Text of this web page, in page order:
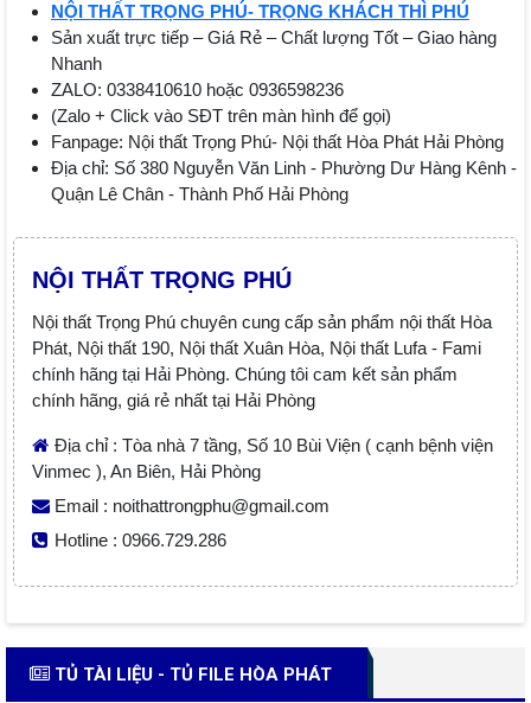
NỘI THẤT TRỌNG PHÚ- TRỌNG KHÁCH THÌ PHÚ
Sản xuất trực tiếp – Giá Rẻ – Chất lượng Tốt – Giao hàng
Nhanh
ZALO: 0338410610 hoặc 0936598236
(Zalo + Click vào SĐT trên màn hình để gọi)
Fanpage: Nội thất Trọng Phú- Nội thất Hòa Phát Hải Phòng
Địa chỉ: Số 380 Nguyễn Văn Linh - Phường Dư Hàng Kênh -
Quận Lê Chân - Thành Phố Hải Phòng
NỘI THẤT TRỌNG PHÚ
Nội thất Trọng Phú chuyên cung cấp sản phẩm nội thất Hòa
Phát, Nội thất 190, Nội thất Xuân Hòa, Nội thất Lufa - Fami
chính hãng tại Hải Phòng. Chúng tôi cam kết sản phẩm
chính hãng, giá rẻ nhất tại Hải Phòng
Địa chỉ : Tòa nhà 7 tầng, Số 10 Bùi Viện ( cạnh bệnh viện
Vinmec ), An Biên, Hải Phòng
Email : noithattrongphu@gmail.com
Hotline : 0966.729.286
TỦ TÀI LIỆU - TỦ FILE HÒA PHÁT